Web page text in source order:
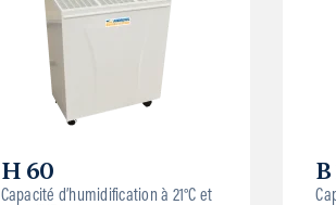
H 60
Capacité d’humidification à 21°C et
B